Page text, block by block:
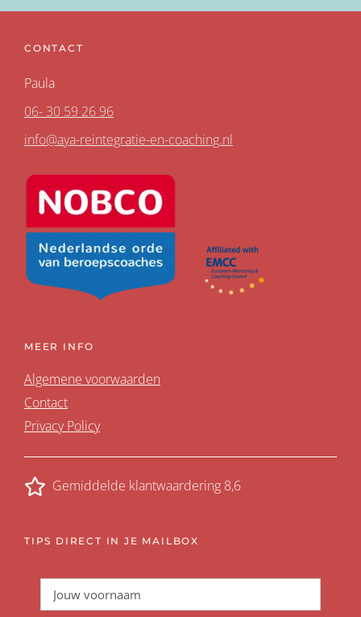
CONTACT
Paula
06- 30 59 26 96
info@aya-reintegratie-en-coaching.nl
MEER INFO
Algemene voorwaarden
Contact
Privacy Policy
Gemiddelde klantwaardering 8,6
TIPS DIRECT IN JE MAILBOX